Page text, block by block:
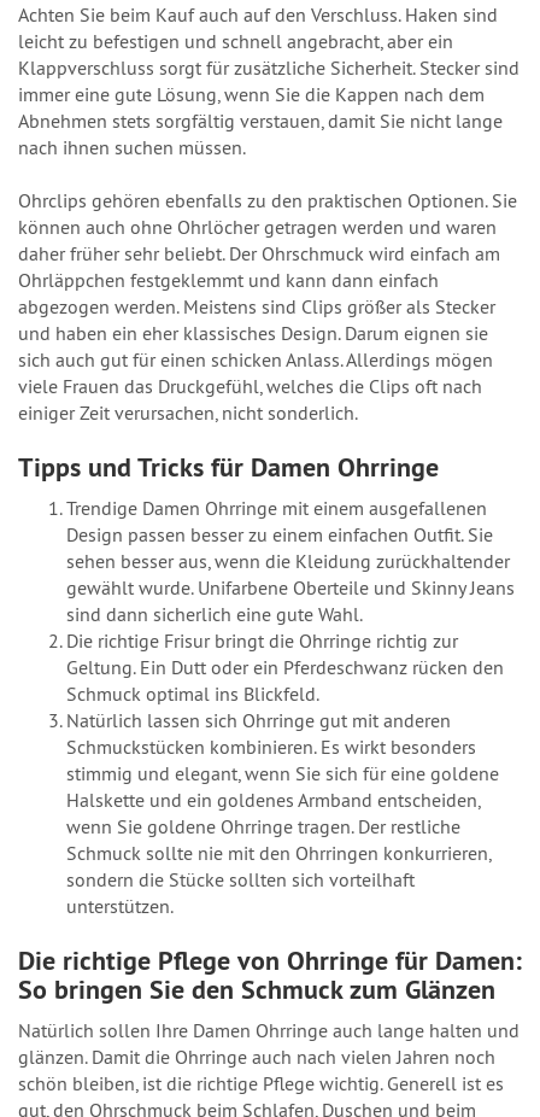
Achten Sie beim Kauf auch auf den Verschluss. Haken sind
leicht zu befestigen und schnell angebracht, aber ein
Klappverschluss sorgt für zusätzliche Sicherheit. Stecker sind
immer eine gute Lösung, wenn Sie die Kappen nach dem
Abnehmen stets sorgfältig verstauen, damit Sie nicht lange
nach ihnen suchen müssen.
Ohrclips gehören ebenfalls zu den praktischen Optionen. Sie
können auch ohne Ohrlöcher getragen werden und waren
daher früher sehr beliebt. Der Ohrschmuck wird einfach am
Ohrläppchen festgeklemmt und kann dann einfach
abgezogen werden. Meistens sind Clips größer als Stecker
und haben ein eher klassisches Design. Darum eignen sie
sich auch gut für einen schicken Anlass. Allerdings mögen
viele Frauen das Druckgefühl, welches die Clips oft nach
einiger Zeit verursachen, nicht sonderlich.
Tipps und Tricks für Damen Ohrringe
Trendige Damen Ohrringe mit einem ausgefallenen
Design passen besser zu einem einfachen Outfit. Sie
sehen besser aus, wenn die Kleidung zurückhaltender
gewählt wurde. Unifarbene Oberteile und Skinny Jeans
sind dann sicherlich eine gute Wahl.
Die richtige Frisur bringt die Ohrringe richtig zur
Geltung. Ein Dutt oder ein Pferdeschwanz rücken den
Schmuck optimal ins Blickfeld.
Natürlich lassen sich Ohrringe gut mit anderen
Schmuckstücken kombinieren. Es wirkt besonders
stimmig und elegant, wenn Sie sich für eine goldene
Halskette und ein goldenes Armband entscheiden,
wenn Sie goldene Ohrringe tragen. Der restliche
Schmuck sollte nie mit den Ohrringen konkurrieren,
sondern die Stücke sollten sich vorteilhaft
unterstützen.
Die richtige Pflege von Ohrringe für Damen:
So bringen Sie den Schmuck zum Glänzen
Natürlich sollen Ihre Damen Ohrringe auch lange halten und
glänzen. Damit die Ohrringe auch nach vielen Jahren noch
schön bleiben, ist die richtige Pflege wichtig. Generell ist es
gut, den Ohrschmuck beim Schlafen, Duschen und beim